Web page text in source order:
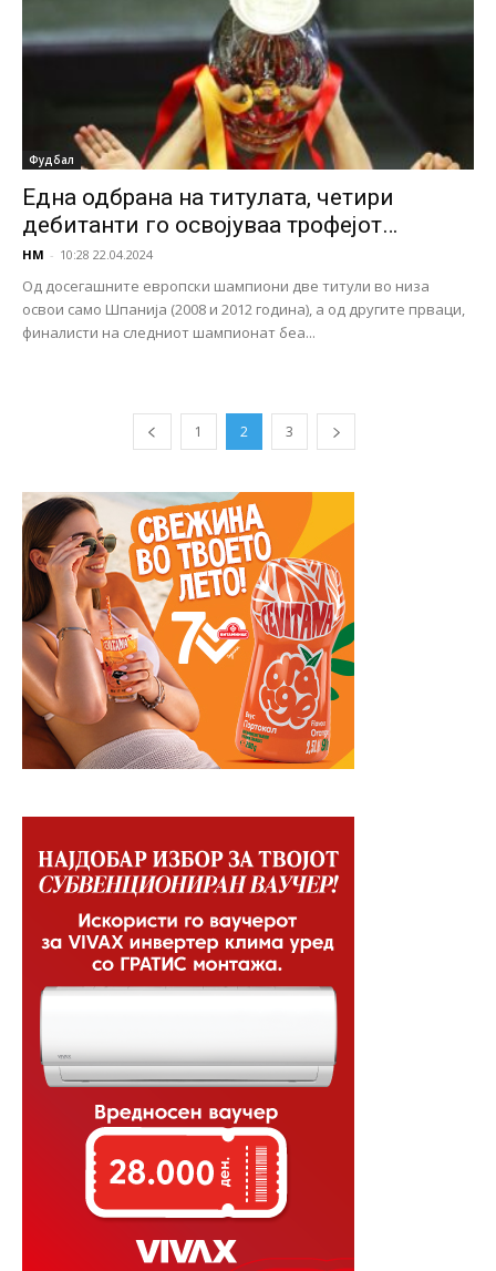
Фудбал
Една одбрана на титулата, четири
дебитанти го освојуваа трофејот…
НМ - 10:28 22.04.2024
Од досегашните европски шампиони две титули во низа
освои само Шпанија (2008 и 2012 година), а од другите прваци,
финалисти на следниот шампионат беа...
1 2 3